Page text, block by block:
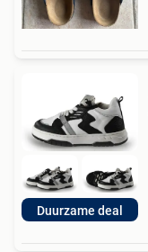
Duurzame deal